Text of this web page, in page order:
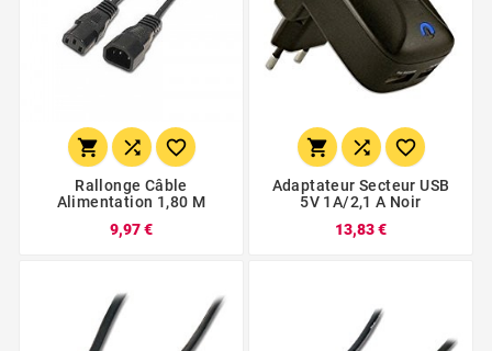
  
Rallonge Câble
Alimentation 1,80 M
9,97 €
  
Adaptateur Secteur USB
5V 1A/2,1 A Noir
13,83 €